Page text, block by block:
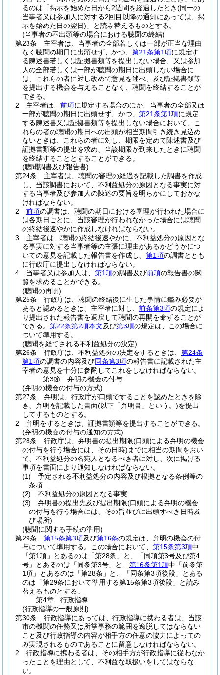
るのは「掲示を始めた日から2週間を経過したとき(同一の
当事者又は参加人に対する2回目以降の通知にあっては、掲
示を始めた日の翌日) 」と読み替えるものとする。
(当事者の不出頭等の場合における聴聞の終結)
第23条
主宰者は、当事者の全部若しくは一部が正当な理由
なく聴聞の期日に出頭せず、かつ、 第21条第1項に規定す
る陳述書若しくは証拠書類等を提出しない場合、又は参加
人の全部若しくは一部が聴聞の期日に出頭しない場合に
は、これらの者に対し改めて意見を述べ、及び証拠書類等
を提出する機会を与えることなく、聴聞を終結することが
できる。
2
主宰者は、 前項に規定する場合のほか、当事者の全部又は
一部が聴聞の期日に出頭せず、かつ、 第21条第1項に規定
する陳述書又は証拠書類等を提出しない場合において、こ
れらの者の聴聞の期日への出頭が相当期間引き続き見込め
ないときは、これらの者に対し、期限を定めて陳述書及び
証拠書類等の提出を求め、当該期限が到来したときに聴聞
を終結することとすることができる。
(聴聞調書及び報告書)
第24条
主宰者は、聴聞の審理の経過を記載した調書を作成
し、当該調書において、不利益処分の原因となる事実に対
する当事者及び参加人の陳述の要旨を明らかにしておかな
ければならない。
2
前項の調書は、聴聞の期日における審理が行われた場合に
は各期日ごとに、当該審理が行われなかった場合には聴聞
の終結後速やかに作成しなければならない。
3
主宰者は、聴聞の終結後速やかに、不利益処分の原因とな
る事実に対する当事者等の主張に理由があるかどうかにつ
いての意見を記載した報告書を作成し、 第1項の調書ととも
に行政庁に提出しなければならない。
4
当事者又は参加人は、 第1項の調書及び前項の報告書の閲
覧を求めることができる。
(聴聞の再開)
第25条
行政庁は、聴聞の終結後に生じた事情に鑑み必要が
あると認めるときは、主宰者に対し、 前条第3項の規定によ
り提出された報告書を返戻して聴聞の再開を命ずることが
できる。 第22条第2項本文及び第3項の規定は、この場合に
ついて準用する。
(聴聞を経てされる不利益処分の決定)
第26条
行政庁は、不利益処分の決定をするときは、 第24条
第1項の調書の内容及び同条第3項の報告書に記載された主
宰者の意見を十分に参酌してこれをしなければならない。
第3節
弁明の機会の付与
(弁明の機会の付与の方式)
第27条
弁明は、行政庁が口頭ですることを認めたときを除
き、弁明を記載した書面(以下「弁明書」という。)を提出
してするものとする。
2
弁明をするときは、証拠書類等を提出することができる。
(弁明の機会の付与の通知の方式)
第28条
行政庁は、弁明書の提出期限(口頭による弁明の機会
の付与を行う場合には、その日時) までに相当の期間をおい
て、不利益処分の名宛人となるべき者に対し、次に掲げる
事項を書面により通知しなければならない。
(1)
予定される不利益処分の内容及び根拠となる条例等の
条項
(2)
不利益処分の原因となる事実
(3)
弁明書の提出先及び提出期限(口頭による弁明の機会
の付与を行う場合には、その旨並びに出頭すべき日時及
び場所)
(聴聞に関する手続の準用)
第29条
第15条第3項及び第16条の規定は、弁明の機会の付
与について準用する。
この場合において、 第15条第3項中
「第1項」とあるのは「第28条」と、「同項第3号及び第4
号」とあるのは「同条第3号」と、 第16条第1項中「前条第
1項」とあるのは「第28条」と、「同条第3項後段」とある
のは「第29条において準用する第15条第3項後段」と読み
替えるものとする。
第4章
行政指導
(行政指導の一般原則)
第30条
行政指導にあっては、行政指導に携わる者は、当該
市の機関の任務又は所掌事務の範囲を逸脱してはならない
こと及び行政指導の内容が相手方の任意の協力によっての
み実現されるものであることに留意しなければならない。
2
行政指導に携わる者は、その相手方が行政指導に従わなか
ったことを理由として、不利益な取扱いをしてはならな
い。